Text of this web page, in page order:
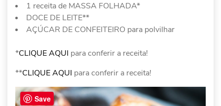
1 receita de MASSA FOLHADA*
DOCE DE LEITE**
AÇÚCAR DE CONFEITEIRO para polvilhar
*CLIQUE AQUI para conferir a receita!
**CLIQUE AQUI para conferir a receita!
Save